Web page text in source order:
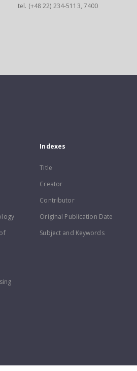
tel. (+48 22) 234-5113, 7400
Indexes
Title
Creator
Contributor
Original Publication Date
Subject and Keywords